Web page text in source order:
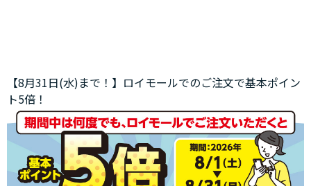
【8月31日(水)まで！】ロイモールでのご注文で基本ポイン
ト5倍！